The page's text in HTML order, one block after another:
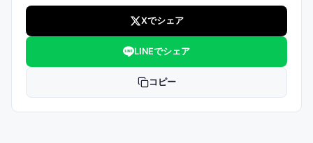
Xでシェア
LINEでシェア
コピー